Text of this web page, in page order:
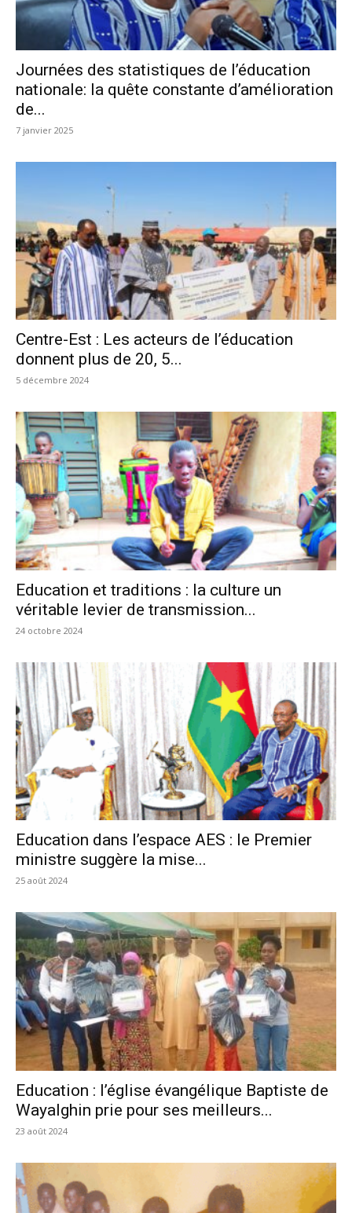
Journées des statistiques de l’éducation
nationale: la quête constante d’amélioration
de...
7 janvier 2025
Centre-Est : Les acteurs de l’éducation
donnent plus de 20, 5...
5 décembre 2024
Education et traditions : la culture un
véritable levier de transmission...
24 octobre 2024
Education dans l’espace AES : le Premier
ministre suggère la mise...
25 août 2024
Education : l’église évangélique Baptiste de
Wayalghin prie pour ses meilleurs...
23 août 2024